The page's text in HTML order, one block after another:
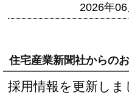
2026年
住宅産業新聞社からの
採用情報を更新しま